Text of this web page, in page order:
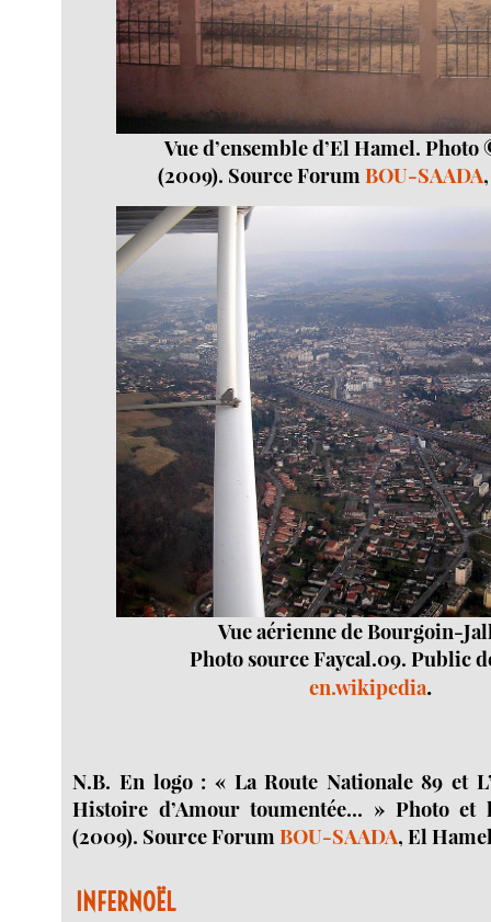
Vue d’ensemble d’El Hamel.
(2009). Source Forum BOU-SAADA
Vue aérienne de Bourgoin-
Photo source Faycal.09. Public
en.wikipedia.
N.B. En logo : « La Route Nationale 89 et
Histoire d’Amour toumentée... » Photo et
(2009). Source ForumBOU-SAADA, El
INFERNOËL